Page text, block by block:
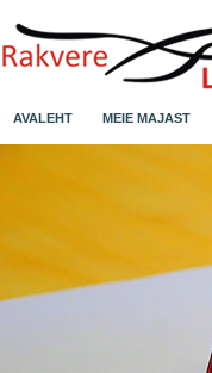
AVALEHT MEIE MAJAST